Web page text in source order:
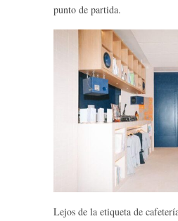
punto de partida.
Lejos de la etiqueta de